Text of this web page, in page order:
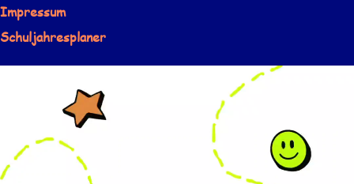
Impressum
Schuljahresplaner